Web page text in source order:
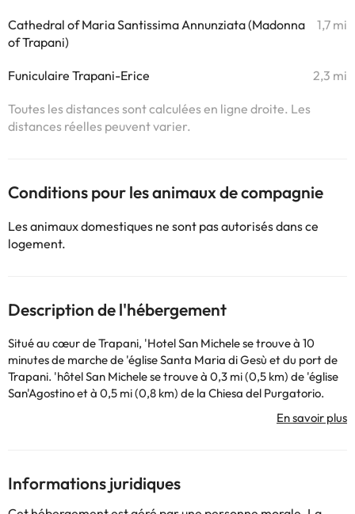
Cathedral of Maria Santissima Annunziata (Madonna
of Trapani)
1,7 mi
Funiculaire Trapani-Erice 2,3 mi
Toutes les distances sont calculées en ligne droite. Les
distances réelles peuvent varier.
Conditions pour les animaux de compagnie
Les animaux domestiques ne sont pas autorisés dans ce
logement.
Description de l'hébergement
Situé au cœur de Trapani, 'Hotel San Michele se trouve à 10
minutes de marche de 'église Santa Maria di Gesù et du port de
Trapani. 'hôtel San Michele se trouve à 0,3 mi (0,5 km) de 'église
San'Agostino et à 0,5 mi (0,8 km) de la Chiesa del Purgatorio.
Profitez des équipements pratiques tels que 'accès gratuit à
Internet sans fil et les services de conciergerie. Vous pourrez
Une navette aéroport aller-retour est proposée moyennant un
supplément, et un parking est disponible pour une durée limitée.
Quoi de mieux pour terminer la journée que de prendre un verre
Informations juridiques